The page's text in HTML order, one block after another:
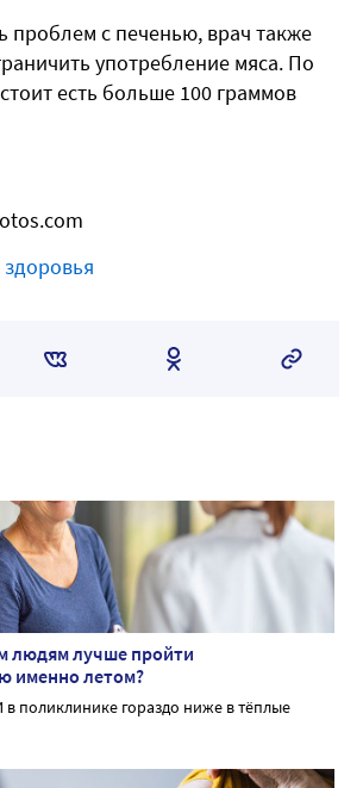
проблем с печенью, врач также
употребление мяса. По
есть больше 100 граммов
людям лучше пройти
именно летом?
поликлинике гораздо ниже в тёплые